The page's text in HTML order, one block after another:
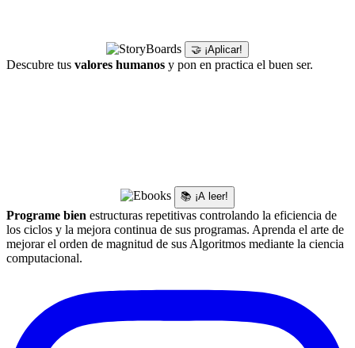
🤝 ¡Aplicar!
Descubre tus valores humanos y pon en practica el buen ser.
📚 ¡A leer!
Programe bien estructuras repetitivas controlando la eficiencia de
los ciclos y la mejora continua de sus programas. Aprenda el arte de
mejorar el orden de magnitud de sus Algoritmos mediante la ciencia
computacional.